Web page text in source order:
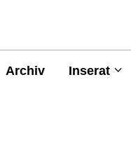
Archiv Inserat